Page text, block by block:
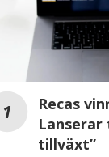
Recas
Lanserar
tillväxt”